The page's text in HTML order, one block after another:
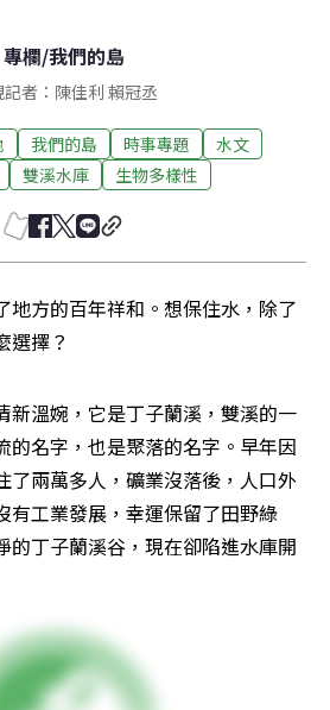
專欄/我們的島
記者：陳佳利 賴冠丞
我們的島 時事專題
水文
雙溪水庫 生物多樣性
地方的百年祥和。想保住水，除了
選擇？
新溫婉，它是丁子蘭溪，雙溪的一
的名字，也是聚落的名字。早年因
了兩萬多人，礦業沒落後，人口外
有工業發展，幸運保留了田野綠
的丁子蘭溪谷，現在卻陷進水庫開